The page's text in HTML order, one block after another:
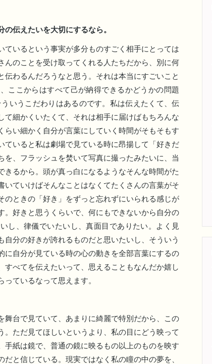
伝えたいを大切にするなら。
いるという事実が多分ものすごく相手にとっては
んのことを受け取ってくれる人たちだから、別に何
伝わるんだろうなと思う。それは本当にすごいこと
ここからはすべて己が納得できるかどうかの問題
いうこだわりはあるのです。私は伝えたくて、伝
て細かくいたくて、それは相手に届けばもちろんな
らい細かく自分が言葉にしていく時間がそもそもす
ていると私は劇場で見ている時に昂揚して「好きだ
を、フラッシュを焚いて写真に撮ったみたいに、当
きるから。頭が真っ白になるようなそんな時間がた
いていけばそんなことはなくてたくさんの言葉がそ
のときの「好き」をずっと忘れずにいられる感じが
。好きと思うくらいで、何にもできないから自分の
し、律儀でいたいし、真面目でありたい。よく見
自分の好きが誇れるものだと思いたいし、そういう
に自分が見ている時の心の動きを全部言葉にするの
すべてを伝えたいって、思えることもなんだか嬉し
ているなって思えます。
台で見ていて、あまりに綺麗で特別だから、この
。ただ見てほしいというより、私の目にどう映って
手紙は鏡で、普通の鏡に映るもの以上のものを映す
だと信じている。現実ではなく私の瞳の中の夢を、